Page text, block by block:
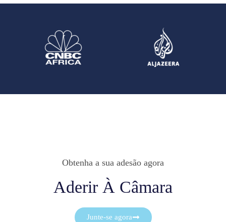
Obtenha a sua adesão agora
Aderir À Câmara
Junte-se agora